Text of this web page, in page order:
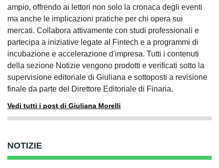
ampio, offrendo ai lettori non solo la cronaca degli eventi
ma anche le implicazioni pratiche per chi opera sui
mercati. Collabora attivamente con studi professionali e
partecipa a iniziative legate al Fintech e a programmi di
incubazione e accelerazione d'impresa. Tutti i contenuti
della sezione Notizie vengono prodotti e verificati sotto la
supervisione editoriale di Giuliana e sottoposti a revisione
finale da parte del Direttore Editoriale di Finaria.
Vedi tutti i post di Giuliana Morelli
NOTIZIE